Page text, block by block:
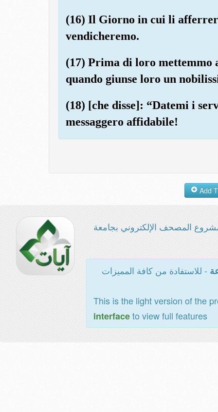
(16) Il Giorno in cui li
vendicheremo.
(17) Prima di loro mettemmo
quando giunse loro un
(18) [che disse]: “Datemi i
messaggero affidabile!
المصحف الإلكتروني بجامعة
- للاستفادة من كافة المميزات
This is the light version of the
interfaceto view full features